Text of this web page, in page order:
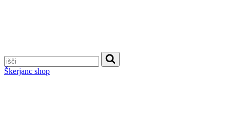
Škerjanc shop